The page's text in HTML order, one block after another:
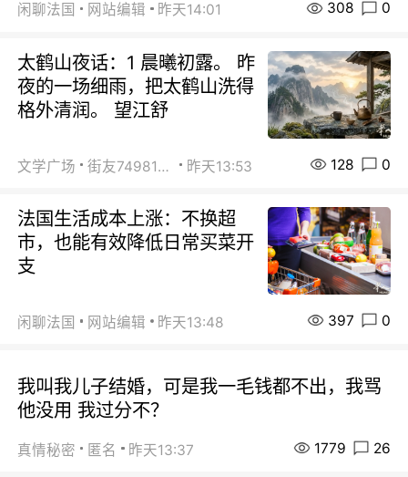
闲聊法国 网站编辑 昨天14:01 308 0
太鹤山夜话：1 晨曦初露。 昨
夜的一场细雨，把太鹤山洗得
格外清润。 望江舒
文学广场 街友74981146 昨天13:53 128 0
法国生活成本上涨：不换超
市，也能有效降低日常买菜开
支
闲聊法国 网站编辑 昨天13:48 397 0
我叫我儿子结婚，可是我一毛钱都不出，我骂
他没用 我过分不？
真情秘密 匿名 昨天13:37 1779 26